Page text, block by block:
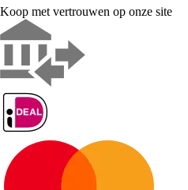
Koop met vertrouwen op onze site